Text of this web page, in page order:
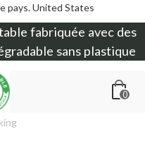
pays.United States
fabriquée avec des
sans plastique
0